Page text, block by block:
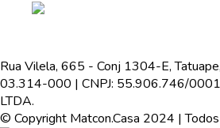
Rua Vilela, 665 - Conj 1304-E,
03.314-000 | CNPJ: 55.906.746/
LTDA.
© Copyright Matcon.Casa 2024 |